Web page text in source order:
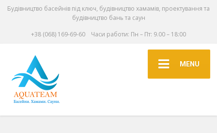
Будівництво басейнів під ключ, будівництво хамамів, проектування та
будівництво бань та саун
+38 (068) 169-69-60
Часи работи: Пн – Пт: 9.00 – 18:00
MENU